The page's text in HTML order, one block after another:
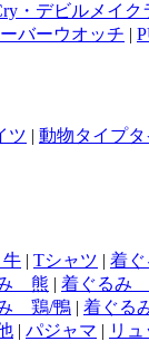
・デビルメイク
バーウオッチ |
ツ | 動物タイプ
| Tシャツ | 着
熊 | 着ぐるみ
鶏/鴨 | 着ぐる
| パジャマ | リ